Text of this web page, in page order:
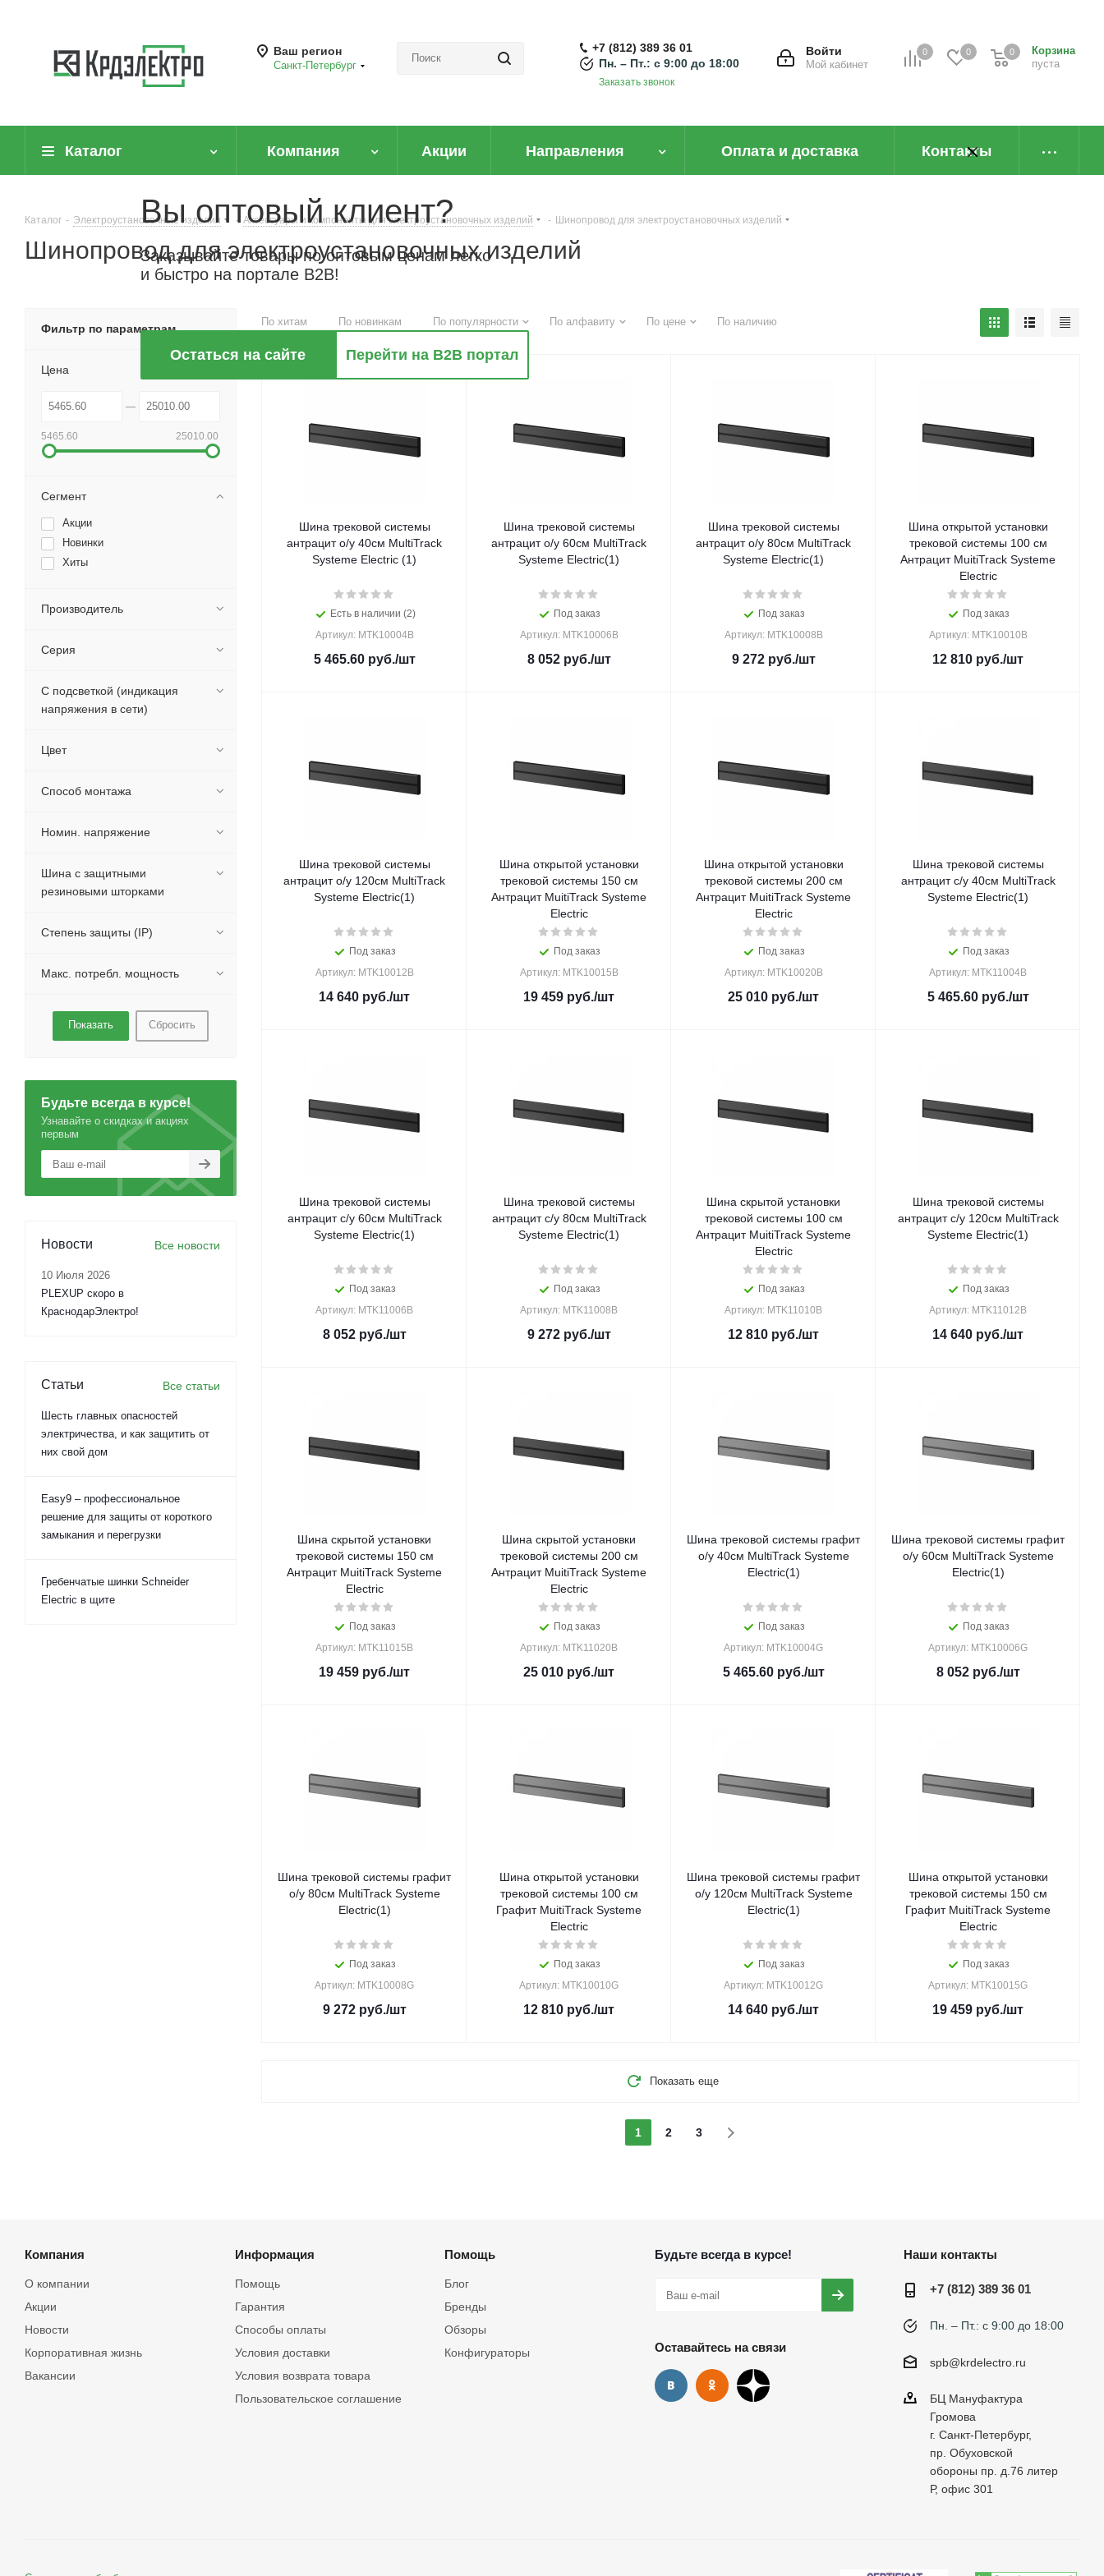
Ваш регион
Санкт-Петербург
0 0
Корзина
пуста
0
Войти
Мой кабинет
+7 (812) 389 36 01
Пн. – Пт.: с 9:00 до 18:00
Заказать звонок
Каталог Компания Акции Направления Оплата и доставка Контакты
Каталог - Электроустановочные изделия - Аксессуары и компоненты для электроустановочных изделий - Шинопровод для электроустановочных изделий
Шинопровод для электроустановочных изделий
По хитам По новинкам По популярности По алфавиту По цене По наличию
Шина трековой системы
антрацит о/у 40см MultiTrack
Systeme Electric (1)
Есть в наличии (2)
Артикул: MTK10004B
5 465.60руб./шт
Шина трековой системы
антрацит о/у 60см MultiTrack
Systeme Electric(1)
Под заказ
Артикул: MTK10006B
8 052руб./шт
Шина трековой системы
антрацит о/у 80см MultiTrack
Systeme Electric(1)
Под заказ
Артикул: MTK10008B
9 272руб./шт
Шина открытой установки
трековой системы 100 см
Антрацит MuitiTrack Systeme
Electric
Под заказ
Артикул: MTK10010B
12 810 руб./шт
Шина трековой системы
антрацит о/у 120см MultiTrack
Systeme Electric(1)
Под заказ
Артикул: MTK10012B
14 640 руб./шт
Шина открытой установки
трековой системы 150 см
Антрацит MuitiTrack Systeme
Electric
Под заказ
Артикул: MTK10015B
19 459 руб./шт
Шина открытой установки
трековой системы 200 см
Антрацит MuitiTrack Systeme
Electric
Под заказ
Артикул: MTK10020B
25 010 руб./шт
Шина трековой системы
антрацит с/у 40см MultiTrack
Systeme Electric(1)
Под заказ
Артикул: MTK11004B
5 465.60руб./шт
Шина трековой системы
антрацит с/у 60см MultiTrack
Systeme Electric(1)
Под заказ
Артикул: MTK11006B
8 052руб./шт
Шина трековой системы
антрацит с/у 80см MultiTrack
Systeme Electric(1)
Под заказ
Артикул: MTK11008B
9 272руб./шт
Шина скрытой установки
трековой системы 100 см
Антрацит MuitiTrack Systeme
Electric
Под заказ
Артикул: MTK11010B
12 810 руб./шт
Шина трековой системы
антрацит с/у 120см MultiTrack
Systeme Electric(1)
Под заказ
Артикул: MTK11012B
14 640 руб./шт
Шина скрытой установки
трековой системы 150 см
Антрацит MuitiTrack Systeme
Electric
Под заказ
Артикул: MTK11015B
19 459 руб./шт
Шина скрытой установки
трековой системы 200 см
Антрацит MuitiTrack Systeme
Electric
Под заказ
Артикул: MTK11020B
25 010 руб./шт
Шина трековой системы графит
о/у 40см MultiTrack Systeme
Electric(1)
Под заказ
Артикул: MTK10004G
5 465.60руб./шт
Шина трековой системы графит
о/у 60см MultiTrack Systeme
Electric(1)
Под заказ
Артикул: MTK10006G
8 052руб./шт
Шина трековой системы графит
о/у 80см MultiTrack Systeme
Electric(1)
Под заказ
Артикул: MTK10008G
9 272руб./шт
Шина открытой установки
трековой системы 100 см
Графит MuitiTrack Systeme
Electric
Под заказ
Артикул: MTK10010G
12 810 руб./шт
Шина трековой системы графит
о/у 120см MultiTrack Systeme
Electric(1)
Под заказ
Артикул: MTK10012G
14 640 руб./шт
Шина открытой установки
трековой системы 150 см
Графит MuitiTrack Systeme
Electric
Под заказ
Артикул: MTK10015G
19 459 руб./шт
Показать еще
1 2 3
Фильтр по параметрам
Цена
5465.60 25010.00
Сегмент
Акции
Новинки
Хиты
Производитель
Серия
С подсветкой (индикация
напряжения в сети)
Цвет
Способ монтажа
Номин. напряжение
Шина с защитными
резиновыми шторками
Степень защиты (IP)
Макс. потребл. мощность
Сбросить
Будьте всегда в курсе!
Узнавайте о скидках и акциях
первым
Новости Все новости
10 Июля 2026
PLEXUP скоро в
КраснодарЭлектро!
Статьи Все статьи
Шесть главных опасностей
электричества, и как защитить от
них свой дом
Easy9 – профессиональное
решение для защиты от короткого
замыкания и перегрузки
Гребенчатые шинки Schneider
Electric в щите
Компания
О компании
Акции
Новости
Корпоративная жизнь
Вакансии
Информация
Помощь
Гарантия
Способы оплаты
Условия доставки
Условия возврата товара
Пользовательское соглашение
Помощь
Блог
Бренды
Обзоры
Конфигураторы
Будьте всегда в курсе!
Оставайтесь на связи
Наши контакты
+7 (812) 389 36 01
Пн. – Пт.: с 9:00 до 18:00
spb@krdelectro.ru
БЦ Мануфактура
Громова
г. Санкт-Петербург,
пр. Обуховской
обороны пр. д.76 литер
Р, офис 301
Вы оптовый клиент?
Заказывайте товары по оптовым ценам легко
и быстро на портале B2B!
Остаться на сайте Перейти на B2B портал